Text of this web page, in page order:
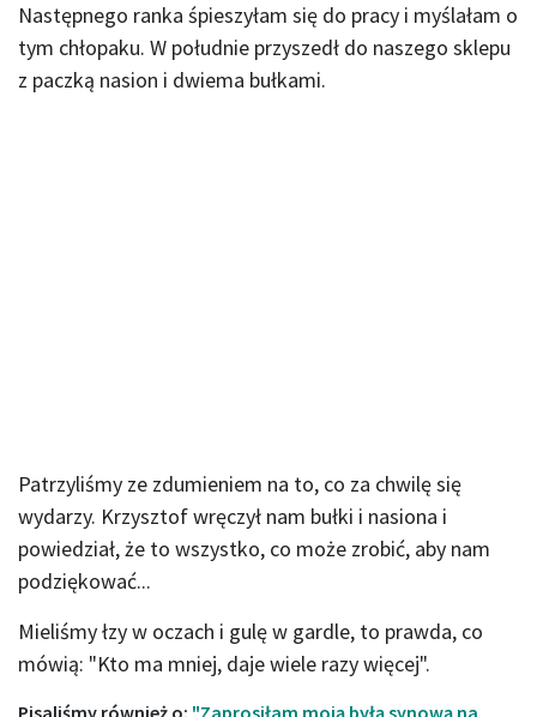
Następnego ranka śpieszyłam się do pracy i myślałam o
tym chłopaku. W południe przyszedł do naszego sklepu
z paczką nasion i dwiema bułkami.
Patrzyliśmy ze zdumieniem na to, co za chwilę się
wydarzy. Krzysztof wręczył nam bułki i nasiona i
powiedział, że to wszystko, co może zrobić, aby nam
podziękować...
Mieliśmy łzy w oczach i gulę w gardle, to prawda, co
mówią: "Kto ma mniej, daje wiele razy więcej".